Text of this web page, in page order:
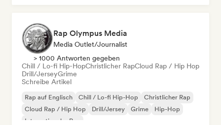
Rap Olympus Media
Media Outlet/Journalist
> 1000 Antworten gegeben
Chill / Lo-fi Hip-HopChristlicher RapCloud Rap / Hip Hop
Drill/JerseyGrime
Schreibe Artikel
Rap auf Englisch Chill / Lo-fi Hip-Hop
Christlicher Rap
Cloud Rap / Hip Hop
Drill/Jersey Grime
Hip-Hop
Internationaler Rap